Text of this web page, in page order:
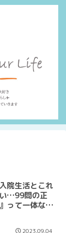
院生活とこれ
…99問の正
って一体な
2023.09.04